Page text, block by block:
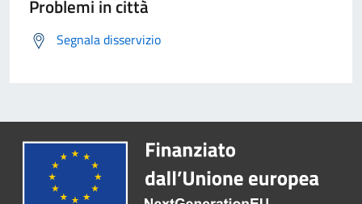
Problemi in città
Segnala disservizio